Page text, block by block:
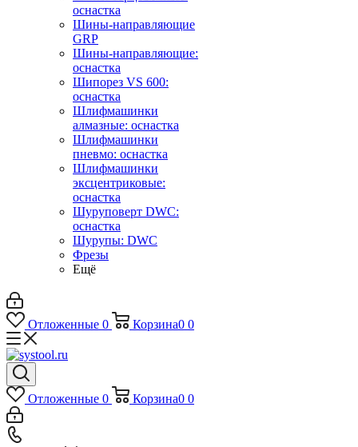
оснастка
Шины-направляющие
GRP
Шины-направляющие:
оснастка
Шипорез VS 600:
оснастка
Шлифмашинки
алмазные: оснастка
Шлифмашинки
пневмо: оснастка
Шлифмашинки
эксцентриковые:
оснастка
Шуруповерт DWC:
оснастка
Шурупы: DWC
Фрезы
Ещё
Отложенные 0 Корзина0 0
Отложенные 0 Корзина0 0